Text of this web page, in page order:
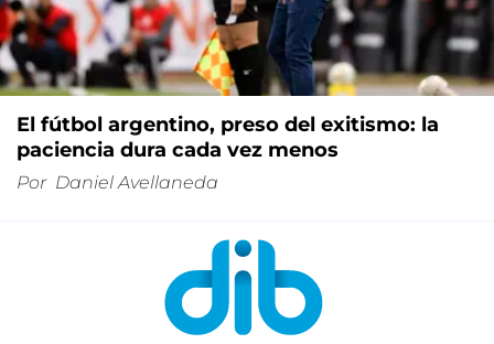
El fútbol argentino, preso del exitismo: la
paciencia dura cada vez menos
Por Daniel Avellaneda